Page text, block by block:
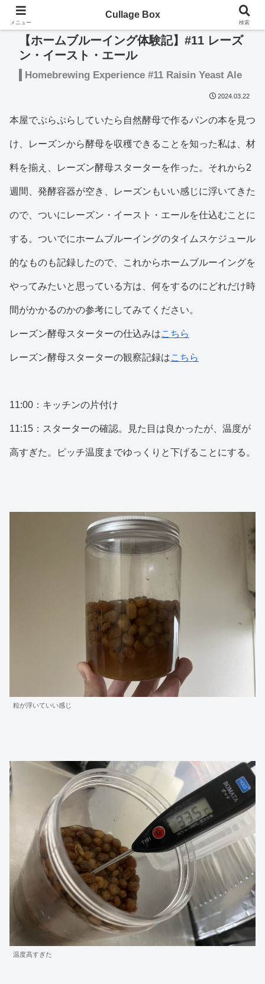
【ホームブルーイング体験記】#11 レーズ
ン・イースト・エール
Homebrewing Experience #11 Raisin Yeast Ale
2024.03.22
本屋でぷらぷらしていたら自然酵母で作るパンの本を見つ
け、レーズンから酵母を収穫できることを知った私は、材
料を揃え、レーズン酵母スターターを作った。それから2
週間、発酵容器が空き、レーズンもいい感じに浮いてきた
ので、ついにレーズン・イースト・エールを仕込むことに
する。ついでにホームブルーイングのタイムスケジュール
的なものも記録したので、これからホームブルーイングを
やってみたいと思っている方は、何をするのにどれだけ時
間がかかるのかの参考にしてみてください。
レーズン酵母スターターの仕込みはこちら
レーズン酵母スターターの観察記録はこちら
11:00：キッチンの片付け
11:15：スターターの確認。見た目は良かったが、温度が
高すぎた。ピッチ温度までゆっくりと下げることにする。
粒が浮いていい感じ
温度高すぎた
メニュー
Cullage Box
検索